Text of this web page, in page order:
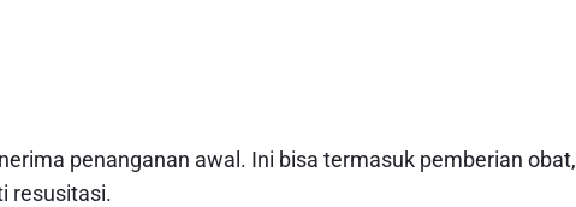
penanganan awal. Ini bisa termasuk pemberian obat,
resusitasi.